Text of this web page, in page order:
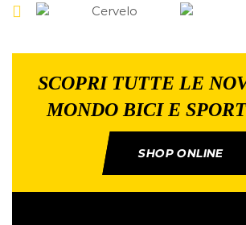
SCOPRI TUTTE LE
MONDO BICI E
SHOP ONLINE